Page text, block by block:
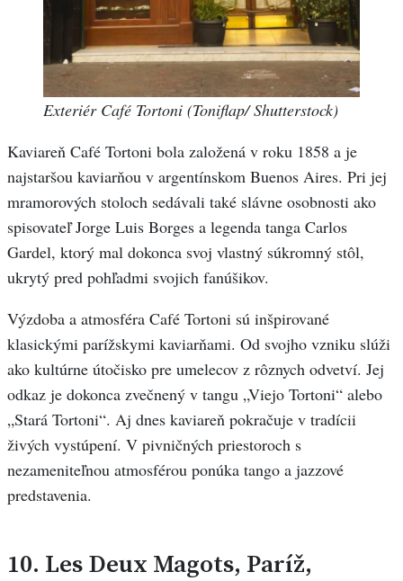
Exteriér Café Tortoni (Toniflap/ Shutterstock)
Kaviareň Café Tortoni bola založená v roku 1858 a je
najstaršou kaviarňou v argentínskom Buenos Aires. Pri jej
mramorových stoloch sedávali také slávne osobnosti ako
spisovateľ Jorge Luis Borges a legenda tanga Carlos
Gardel, ktorý mal dokonca svoj vlastný súkromný stôl,
ukrytý pred pohľadmi svojich fanúšikov.
Výzdoba a atmosféra Café Tortoni sú inšpirované
klasickými parížskymi kaviarňami. Od svojho vzniku slúži
ako kultúrne útočisko pre umelecov z rôznych odvetví. Jej
odkaz je dokonca zvečnený v tangu „Viejo Tortoni“ alebo
„Stará Tortoni“. Aj dnes kaviareň pokračuje v tradícii
živých vystúpení. V pivničných priestoroch s
nezameniteľnou atmosférou ponúka tango a jazzové
predstavenia.
10. Les Deux Magots, Paríž,